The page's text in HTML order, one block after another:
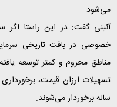
می‌شود.
آئینی گفت: در این راستا اگر
خصوصی در بافت تاریخی
مناطق محروم و کمتر توسعه
ساله برخوردار می‌شوند.